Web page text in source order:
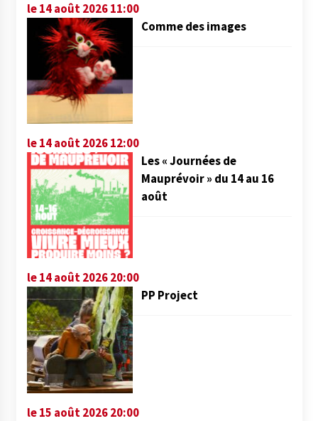
le 14 août 2026 11:00
Comme des images
le 14 août 2026 12:00
Les « Journées de
Mauprévoir » du 14 au 16
août
le 14 août 2026 20:00
PP Project
le 15 août 2026 20:00